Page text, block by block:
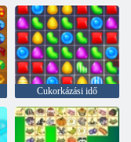
Cukorkázási idő